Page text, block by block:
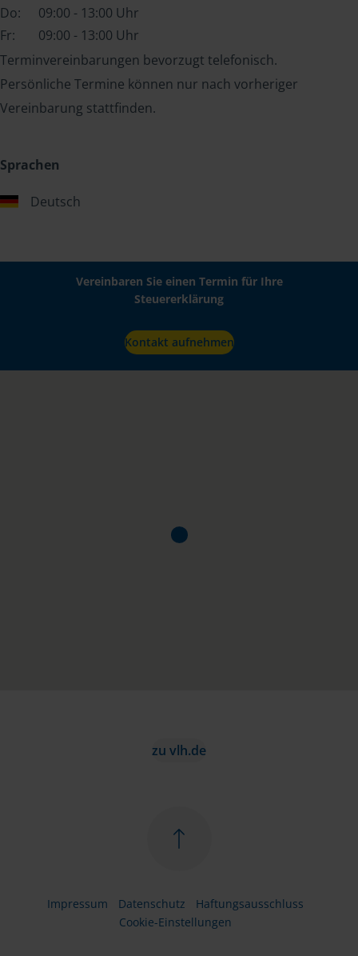
Do:
09:00 - 13:00 Uhr
Fr:
09:00 - 13:00 Uhr
Terminvereinbarungen bevorzugt telefonisch.
Persönliche Termine können nur nach vorheriger
Vereinbarung stattfinden.
Sprachen
Deutsch
Vereinbaren Sie einen Termin für Ihre
Steuererklärung
Kontakt aufnehmen
zu vlh.de
Impressum Datenschutz
Haftungsausschluss
Cookie-Einstellungen